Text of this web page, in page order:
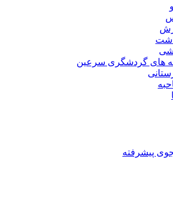
های گردشگری سرعین
پیشرفته